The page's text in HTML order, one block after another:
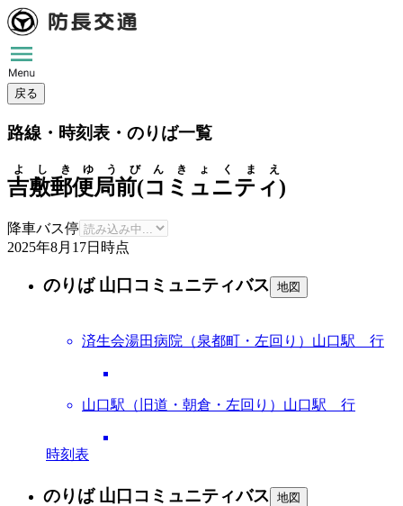
戻る
路線・時刻表・のりば一覧
吉敷郵便局前(コミュニティ)
よしきゆうびんきょくまえ
降車バス停
2025年8月17日 時点
のりば 山口コミュニティバス 地図
済生会湯田病院（泉都町・左回り）山口駅 行
山口駅（旧道・朝倉・左回り）山口駅 行
時刻表
のりば 山口コミュニティバス 地図